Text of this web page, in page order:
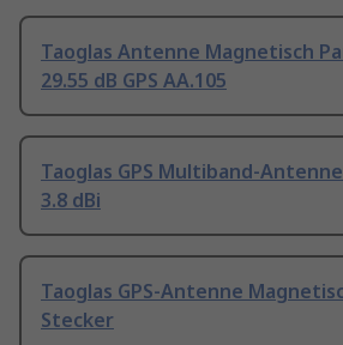
Taoglas Antenne Magnetisch
29.55 dB GPS AA.105
Taoglas GPS Multiband-
3.8 dBi
Taoglas GPS-Antenne
Stecker